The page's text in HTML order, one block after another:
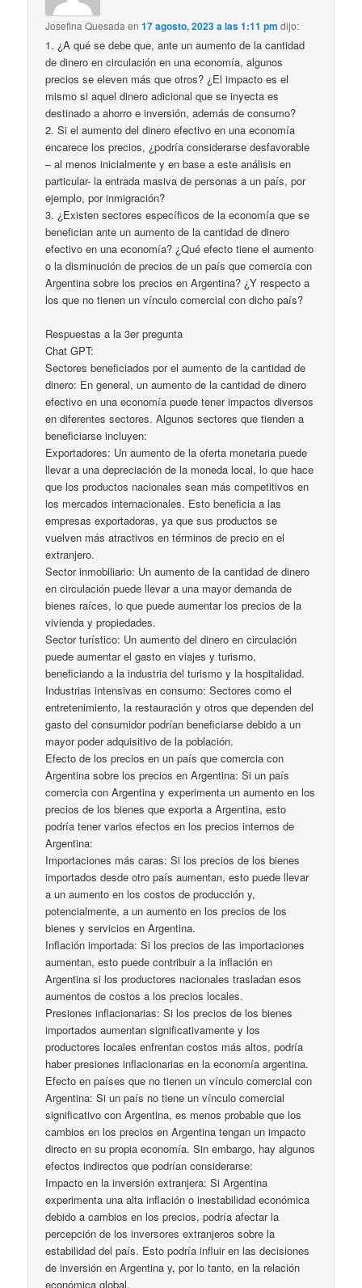
Josefina Quesada en17 agosto, 2023 a las 1:11 pm dijo:
1. ¿A qué se debe que, ante un aumento de la cantidad
de dinero en circulación en una economía, algunos
precios se eleven más que otros? ¿El impacto es el
mismo si aquel dinero adicional que se inyecta es
destinado a ahorro e inversión, además de consumo?
2. Si el aumento del dinero efectivo en una economía
encarece los precios, ¿podría considerarse desfavorable
– al menos inicialmente y en base a este análisis en
particular- la entrada masiva de personas a un país, por
ejemplo, por inmigración?
3. ¿Existen sectores específicos de la economía que se
benefician ante un aumento de la cantidad de dinero
efectivo en una economía? ¿Qué efecto tiene el aumento
o la disminución de precios de un país que comercia con
Argentina sobre los precios en Argentina? ¿Y respecto a
los que no tienen un vínculo comercial con dicho país?
Respuestas a la 3er pregunta
Chat GPT:
Sectores beneficiados por el aumento de la cantidad de
dinero: En general, un aumento de la cantidad de dinero
efectivo en una economía puede tener impactos diversos
en diferentes sectores. Algunos sectores que tienden a
beneficiarse incluyen:
Exportadores: Un aumento de la oferta monetaria puede
llevar a una depreciación de la moneda local, lo que hace
que los productos nacionales sean más competitivos en
los mercados internacionales. Esto beneficia a las
empresas exportadoras, ya que sus productos se
vuelven más atractivos en términos de precio en el
extranjero.
Sector inmobiliario: Un aumento de la cantidad de dinero
en circulación puede llevar a una mayor demanda de
bienes raíces, lo que puede aumentar los precios de la
vivienda y propiedades.
Sector turístico: Un aumento del dinero en circulación
puede aumentar el gasto en viajes y turismo,
beneficiando a la industria del turismo y la hospitalidad.
Industrias intensivas en consumo: Sectores como el
entretenimiento, la restauración y otros que dependen del
gasto del consumidor podrían beneficiarse debido a un
mayor poder adquisitivo de la población.
Efecto de los precios en un país que comercia con
Argentina sobre los precios en Argentina: Si un país
comercia con Argentina y experimenta un aumento en los
precios de los bienes que exporta a Argentina, esto
podría tener varios efectos en los precios internos de
Argentina:
Importaciones más caras: Si los precios de los bienes
importados desde otro país aumentan, esto puede llevar
a un aumento en los costos de producción y,
potencialmente, a un aumento en los precios de los
bienes y servicios en Argentina.
Inflación importada: Si los precios de las importaciones
aumentan, esto puede contribuir a la inflación en
Argentina si los productores nacionales trasladan esos
aumentos de costos a los precios locales.
Presiones inflacionarias: Si los precios de los bienes
importados aumentan significativamente y los
productores locales enfrentan costos más altos, podría
haber presiones inflacionarias en la economía argentina.
Efecto en países que no tienen un vínculo comercial con
Argentina: Si un país no tiene un vínculo comercial
significativo con Argentina, es menos probable que los
cambios en los precios en Argentina tengan un impacto
directo en su propia economía. Sin embargo, hay algunos
efectos indirectos que podrían considerarse:
Impacto en la inversión extranjera: Si Argentina
experimenta una alta inflación o inestabilidad económica
debido a cambios en los precios, podría afectar la
percepción de los inversores extranjeros sobre la
estabilidad del país. Esto podría influir en las decisiones
de inversión en Argentina y, por lo tanto, en la relación
económica global.